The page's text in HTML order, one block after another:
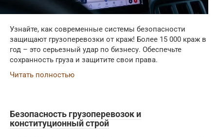
Узнайте, как современные системы безопасности
защищают грузоперевозки от краж! Более 15 000 краж в
год – это серьезный удар по бизнесу. Обеспечьте
сохранность груза и защитите свои права.
Читать полностью
Безопасность грузоперевозок и
конституционный строй